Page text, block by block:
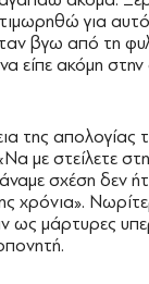
για
βγω από τη
είπε ακόμη στην
της απολογίας
με στείλετε
σχέση δεν
χρόνια».
ως μάρτυρες